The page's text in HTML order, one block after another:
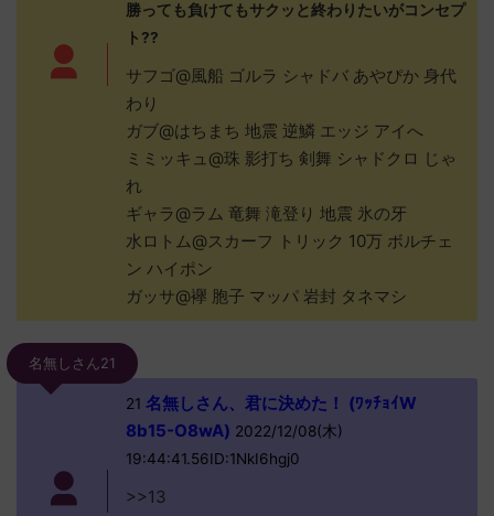
勝っても負けてもサクッと終わりたいがコンセプ
ト??
サフゴ@風船 ゴルラ シャドバ あやぴか 身代
わり
ガブ@はちまち 地震 逆鱗 エッジ アイへ
ミミッキュ@珠 影打ち 剣舞 シャドクロ じゃ
れ
ギャラ@ラム 竜舞 滝登り 地震 氷の牙
水ロトム@スカーフ トリック 10万 ボルチェ
ン ハイポン
ガッサ@襷 胞子 マッパ 岩封 タネマシ
名無しさん21
21 名無しさん、君に決めた！ (ﾜｯﾁｮｲW
8b15-O8wA) 2022/12/08(木)
19:44:41.56ID:1NkI6hgj0
>>13